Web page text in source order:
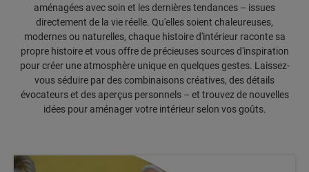
aménagées avec soin et les dernières tendances – issues
directement de la vie réelle. Qu'elles soient chaleureuses,
modernes ou naturelles, chaque histoire d'intérieur raconte sa
propre histoire et vous offre de précieuses sources d'inspiration
pour créer une atmosphère unique en quelques gestes. Laissez-
vous séduire par des combinaisons créatives, des détails
évocateurs et des aperçus personnels – et trouvez de nouvelles
idées pour aménager votre intérieur selon vos goûts.